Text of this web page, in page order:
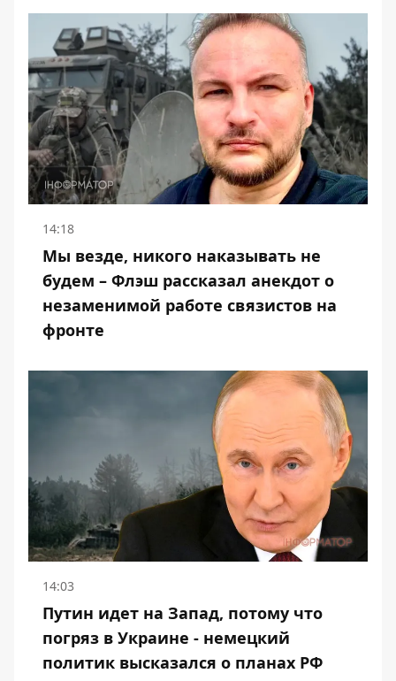
14:18
Мы везде, никого наказывать не
будем – Флэш рассказал анекдот о
незаменимой работе связистов на
фронте
14:03
Путин идет на Запад, потому что
погряз в Украине - немецкий
политик высказался о планах РФ